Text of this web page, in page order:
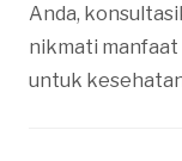
Anda,
nikmati manfaat
untuk